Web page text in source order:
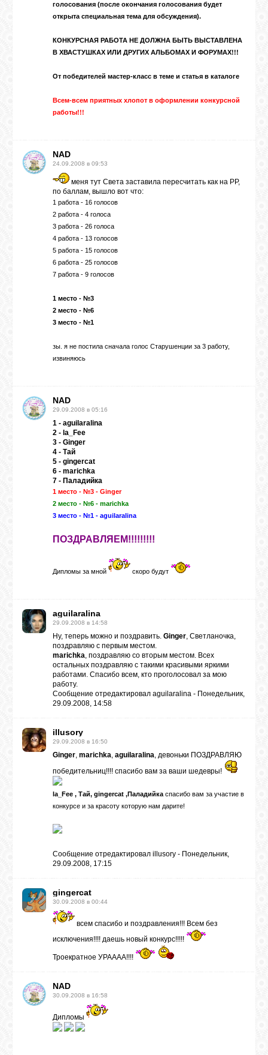
YOUTUBE
голосования (после окончания голосования будет
открыта специальная тема для обсуждения).
КОНКУРСНАЯ РАБОТА НЕ ДОЛЖНА БЫТЬ ВЫСТАВЛЕНА
В ХВАСТУШКАХ ИЛИ ДРУГИХ АЛЬБОМАХ И ФОРУМАХ!!!
От победителей мастер-класс в теме и статья в каталоге
Всем-всем приятных хлопот в оформлении конкурсной
работы!!!
NAD
24.09.2008 в 09:53
меня тут Света заставила пересчитать как на РР,
по баллам, вышло вот что:
1 работа - 16 голосов
2 работа - 4 голоса
3 работа - 26 голоса
4 работа - 13 голосов
5 работа - 15 голосов
6 работа - 25 голосов
7 работа - 9 голосов
1 место - №3
2 место - №6
3 место - №1
зы. я не постила сначала голос Старушенции за 3 работу,
извиняюсь
NAD
29.09.2008 в 05:16
1 - aguilaralina
2 - la_Fee
3 - Ginger
4 - Тай
5 - gingercat
6 - marichka
7 - Паладийка
1 место - №3 - Ginger
2 место - №6 - marichka
3 место - №1 - aguilaralina
ПОЗДРАВЛЯЕМ!!!!!!!!!
Дипломы за мной скоро будут
aguilaralina
29.09.2008 в 14:58
Ну, теперь можно и поздравить. Ginger, Светланочка,
поздравляю с первым местом.
marichka, поздравляю со вторым местом. Всех
остальных поздравляю с такими красивыми яркими
работами. Спасибо всем, кто проголосовал за мою
работу.
Сообщение отредактировал aguilaralina - Понедельник,
29.09.2008, 14:58
illusory
29.09.2008 в 16:50
Ginger, marichka, aguilaralina, девоньки ПОЗДРАВЛЯЮ
победительниц!!!! спасибо вам за ваши шедевры!
la_Fee , Тай, gingercat ,Паладийка спасибо вам за участие в
конкурсе и за красоту которую нам дарите!
Сообщение отредактировал illusory - Понедельник,
29.09.2008, 17:15
gingercat
30.09.2008 в 00:44
всем спасибо и поздравления!!! Всем без
исключения!!!! даешь новый конкурс!!!!!
Троекратное УРАААА!!!!
NAD
30.09.2008 в 16:58
Дипломы